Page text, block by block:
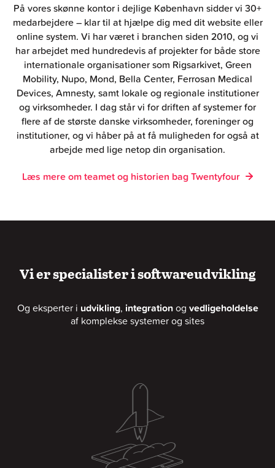
På vores skønne kontor i dejlige København sidder vi 30+
medarbejdere – klar til at hjælpe dig med dit website eller
online system. Vi har været i branchen siden 2010, og vi
har arbejdet med hundredevis af projekter for både store
internationale organisationer som Rigsarkivet, Green
Mobility, Nupo, Mond, Bella Center, Ferrosan Medical
Devices, Amnesty, samt lokale og regionale institutioner
og virksomheder. I dag står vi for driften af systemer for
flere af de største danske virksomheder, foreninger og
institutioner, og vi håber på at få muligheden for også at
arbejde med lige netop din organisation.
Læs mere om teamet og historien bag Twentyfour
Vi er specialister i softwareudvikling
Og eksperter i udvikling, integrationog vedligeholdelse
af komplekse systemer og sites